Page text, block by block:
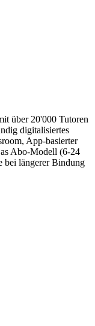
über 20'000 Tutoren
digitalisiertes
App-basierter
Abo-Modell (6-24
bei längerer Bindung